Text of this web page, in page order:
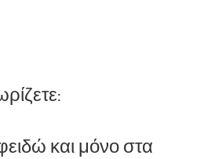
και μόνο στα